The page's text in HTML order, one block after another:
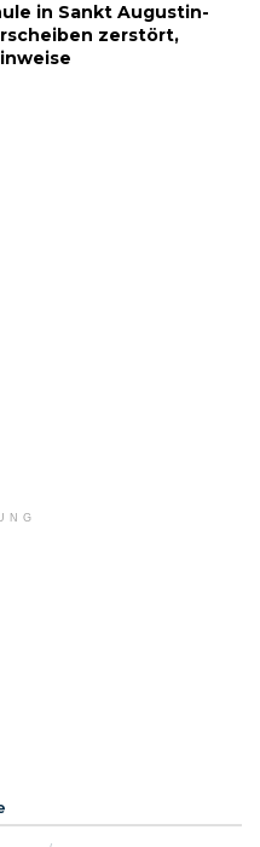
in Sankt Augustin-
zerstört,